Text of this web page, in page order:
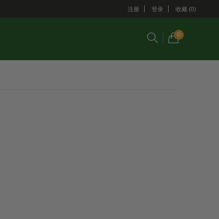
注册 登录 收藏 (0)
0